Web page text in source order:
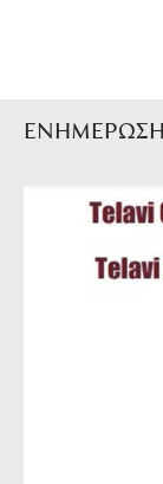
ΕΝΗΜΕΡΩΣΗ